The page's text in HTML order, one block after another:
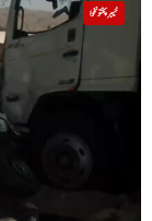
خیبر پختونخوا